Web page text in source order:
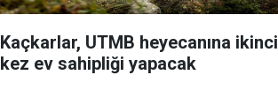
Kaçkarlar, UTMB heyecanına ikinci
kez ev sahipliği yapacak